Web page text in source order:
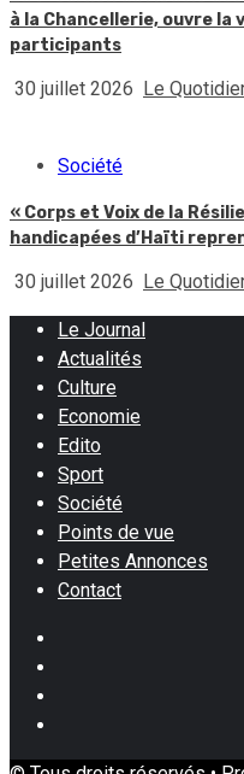
à la Chancellerie, ouvre la
participants
30 juillet 2026 Le
Société
« Corps et Voix de la
handicapées d’Haïti
30 juillet 2026 Le
Le Journal
Actualités
Culture
Economie
Edito
Sport
Société
Points de vue
Petites Annonces
Contact